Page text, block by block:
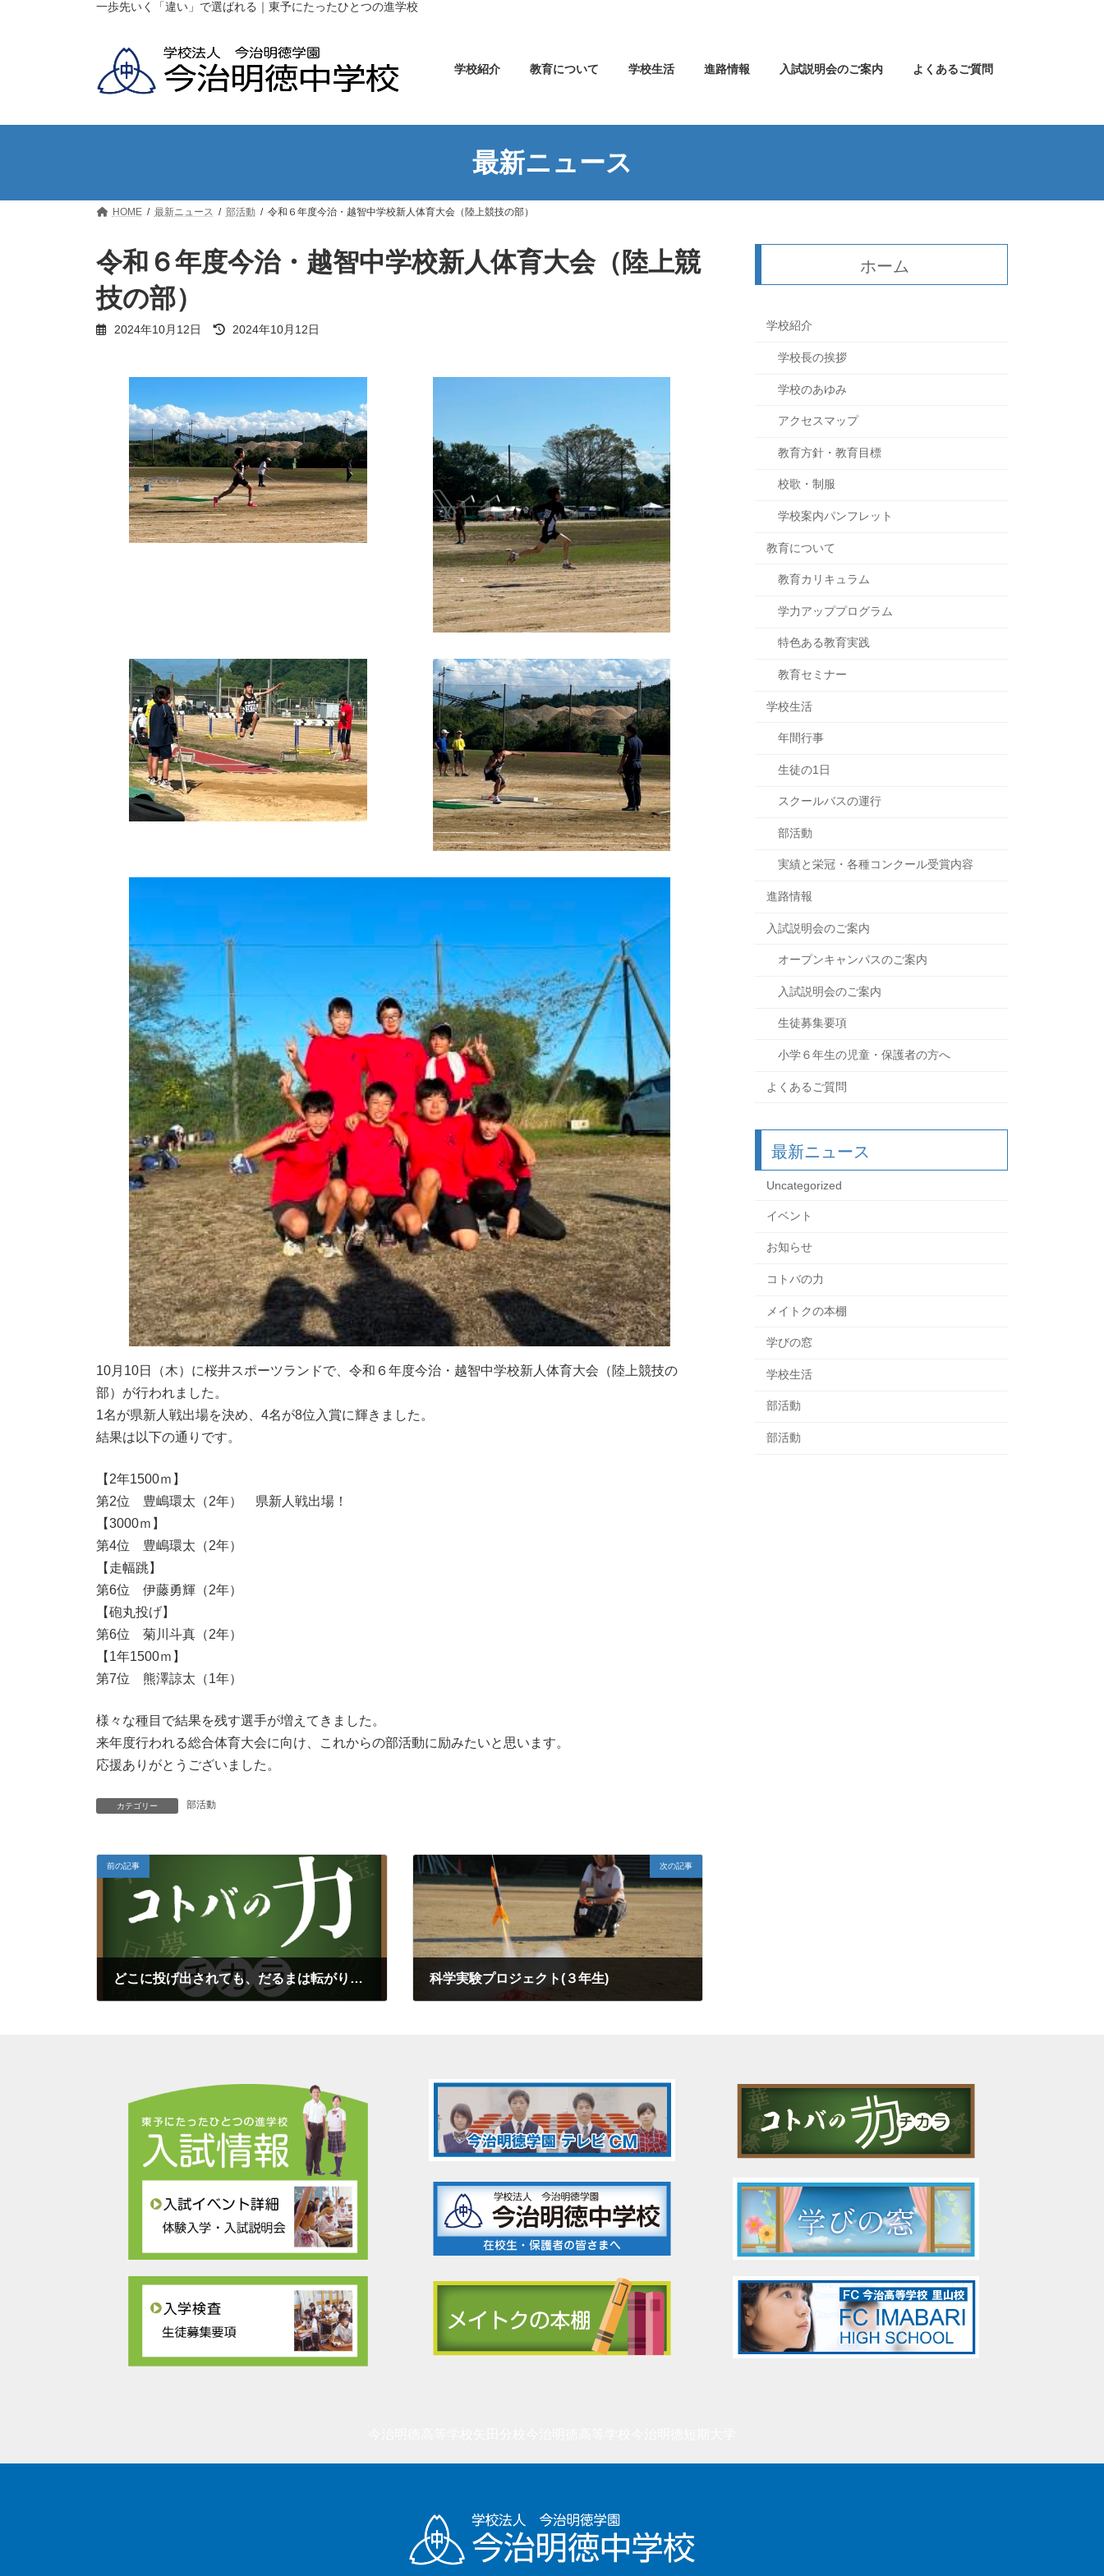
キ
に
一歩先いく「違い」で選ばれる｜東予にたったひとつの進学校
学校紹介 教育について 学校生活 進路情報 入試説明会のご案内 よくあるご質問
最新ニュース
HOME 最新ニュース 部活動 令和６年度今治・越智中学校新人体育大会（陸上競技の部）
令和６年度今治・越智中学校新人体育大会（陸上競
技の部）
2024年10月12日
最
:
2024年10月12日
10月10日（木）に桜井スポーツランドで、令和６年度今治・越智中学校新人体育大会（陸上競技の
部）が行われました。
1名が県新人戦出場を決め、4名が8位入賞に輝きました。
結果は以下の通りです。
【2年1500ｍ】
第2位 豊嶋環太（2年） 県新人戦出場！
【3000ｍ】
第4位 豊嶋環太（2年）
【走幅跳】
第6位 伊藤勇輝（2年）
【砲丸投げ】
第6位 菊川斗真（2年）
【1年1500ｍ】
第7位 熊澤諒太（1年）
様々な種目で結果を残す選手が増えてきました。
来年度行われる総合体育大会に向け、これからの部活動に励みたいと思います。
応援ありがとうございました。
カテゴリー 部活動
前の記事
どこに投げ出されても、だるまは転がり終わるとすっくり立ち上がる（常岡一郎）
次の記事
科学実験プロジェクト(３年生)
ホーム
学校紹介
学校長の挨拶
学校のあゆみ
アクセスマップ
教育方針・教育目標
校歌・制服
学校案内パンフレット
教育について
教育カリキュラム
学力アッププログラム
特色ある教育実践
教育セミナー
学校生活
年間行事
生徒の1日
スクールバスの運行
部活動
実績と栄冠・各種コンクール受賞内容
進路情報
入試説明会のご案内
オープンキャンパスのご案内
入試説明会のご案内
生徒募集要項
小学６年生の児童・保護者の方へ
よくあるご質問
最新ニュース
Uncategorized
イベント
お知らせ
コトバの力
メイトクの本棚
学びの窓
学校生活
部活動
部活動